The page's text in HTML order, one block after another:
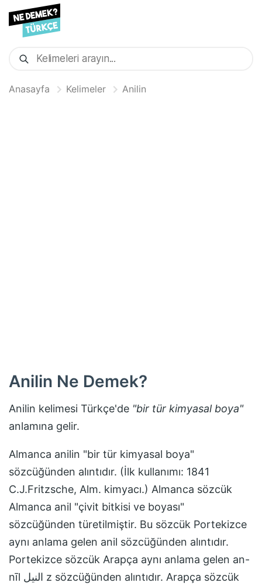
Anasayfa Kelimeler Anilin
Anilin Ne Demek?
Anilin kelimesi Türkçe'de "bir tür kimyasal boya"
anlamına gelir.
Almanca anilin "bir tür kimyasal boya"
sözcüğünden alıntıdır. (İlk kullanımı: 1841
C.J.Fritzsche, Alm. kimyacı.) Almanca sözcük
Almanca anil "çivit bitkisi ve boyası"
sözcüğünden türetilmiştir. Bu sözcük Portekizce
aynı anlama gelen anil sözcüğünden alıntıdır.
Portekizce sözcük Arapça aynı anlama gelen an-
nīl النيل z sözcüğünden alıntıdır. Arapça sözcük